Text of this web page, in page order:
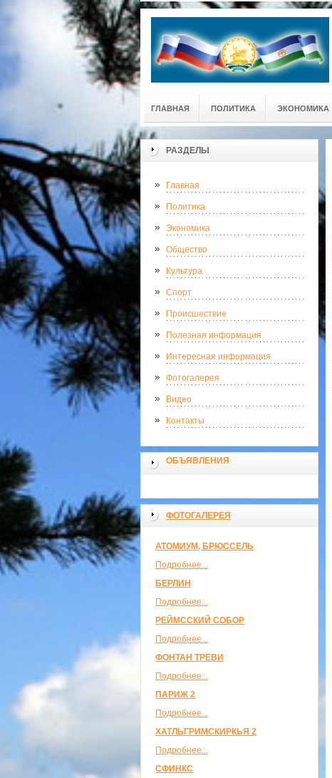
ГЛАВНАЯ ПОЛИТИКА ЭКОНОМИКА
РАЗДЕЛЫ
Главная
Политика
Экономика
Общество
Культура
Спорт
Происшествие
Полезная информация
Интересная информация
Фотогалерея
Видео
Контакты
ОБЪЯВЛЕНИЯ
ФОТОГАЛЕРЕЯ
АТОМИУМ, БРЮССЕЛЬ
Подробнее...
БЕРЛИН
Подробнее...
РЕЙМССКИЙ СОБОР
Подробнее...
ФОНТАН ТРЕВИ
Подробнее...
ПАРИЖ 2
Подробнее...
ХАТЛЬГРИМСКИРКЬЯ 2
Подробнее...
СФИНКС